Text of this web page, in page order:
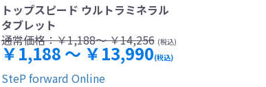
トップスピード ウルトラミネラル
タブレット
通常価格：￥1,188～ ￥14,256 (税込)
￥1,188 ～ ￥13,990(税込)
SteP forward Online